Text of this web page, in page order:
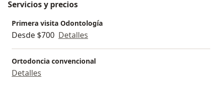
Servicios y precios
Primera visita Odontología
Desde $700 Detalles
Ortodoncia convencional
Detalles